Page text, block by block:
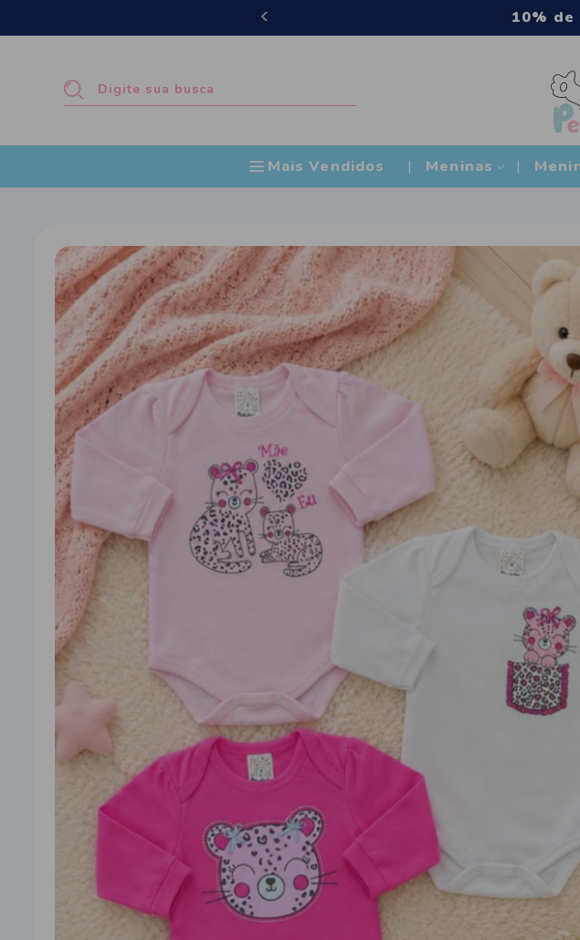
Compra mínima acima de R$500
Mais Vendidos Meninas